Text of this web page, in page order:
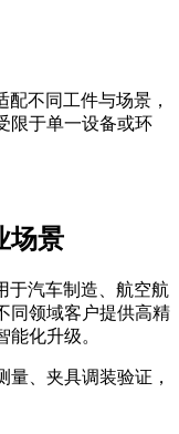
不同工件与场景，
限于单一设备或环
场景
于汽车制造、航空航
同领域客户提供高精
化升级。
、夹具调装验证，